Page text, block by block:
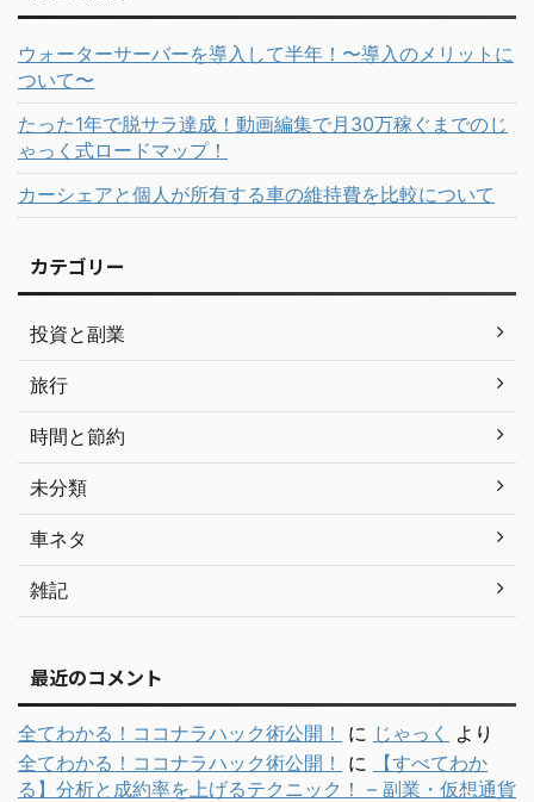
ウォーターサーバーを導入して半年！〜導入のメリットに
ついて〜
たった1年で脱サラ達成！動画編集で月30万稼ぐまでのじ
ゃっく式ロードマップ！
カーシェアと個人が所有する車の維持費を比較について
カテゴリー
投資と副業
旅行
時間と節約
未分類
車ネタ
雑記
最近のコメント
全てわかる！ココナラハック術公開！ に じゃっく
より
全てわかる！ココナラハック術公開！
に
【すべてわか
る】分析と成約率を上げるテクニック！ – 副業・仮想通貨